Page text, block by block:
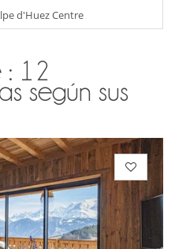
d'Huez Centre
: 12
según sus